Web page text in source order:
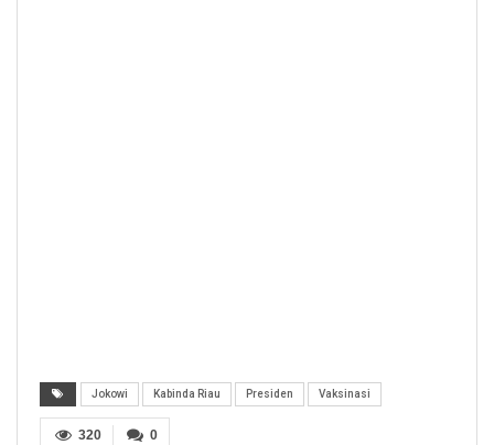
Jokowi Kabinda Riau Presiden Vaksinasi
0
320